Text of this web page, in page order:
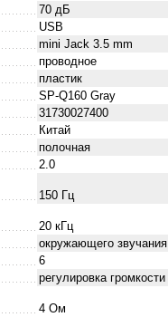
70 дБ
USB
mini Jack 3.5 mm
проводное
пластик
SP-Q160 Gray
31730027400
Китай
полочная
2.0
150 Гц
20 кГц
окружающего звучания
6
регулировка громкости
4 Ом